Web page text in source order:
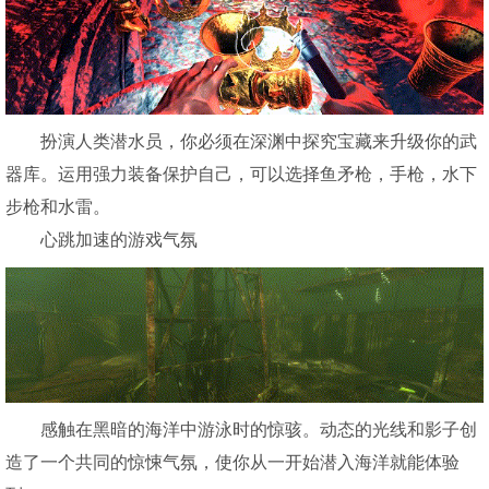
扮演人类潜水员，你必须在深渊中探究宝藏来升级你的武
器库。运用强力装备保护自己，可以选择鱼矛枪，手枪，水下
步枪和水雷。
心跳加速的游戏气氛
感触在黑暗的海洋中游泳时的惊骇。动态的光线和影子创
造了一个共同的惊悚气氛，使你从一开始潜入海洋就能体验